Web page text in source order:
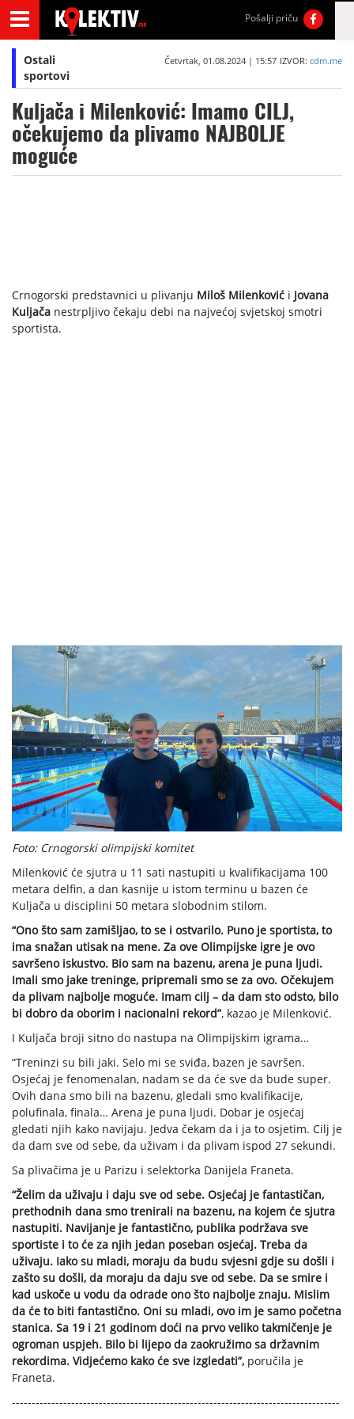
Pošalji priču
Ostali
sportovi
Četvrtak, 01.08.2024 | 15:57 IZVOR: cdm.me
Kuljača i Milenković: Imamo CILJ,
očekujemo da plivamo NAJBOLJE
moguće
Crnogorski predstavnici u plivanju Miloš Milenković i Jovana
Kuljača nestrpljivo čekaju debi na najvećoj svjetskoj smotri
sportista.
Foto: Crnogorski olimpijski komitet
Milenković će sjutra u 11 sati nastupiti u kvalifikacijama 100
metara delfin, a dan kasnije u istom terminu u bazen će
Kuljača u disciplini 50 metara slobodnim stilom.
“Ono što sam zamišljao, to se i ostvarilo. Puno je sportista, to
ima snažan utisak na mene. Za ove Olimpijske igre je ovo
savršeno iskustvo. Bio sam na bazenu, arena je puna ljudi.
Imali smo jake treninge, pripremali smo se za ovo. Očekujem
da plivam najbolje moguće. Imam cilj – da dam sto odsto, bilo
bi dobro da oborim i nacionalni rekord”, kazao je Milenković.
I Kuljača broji sitno do nastupa na Olimpijskim igrama…
“Treninzi su bili jaki. Selo mi se sviđa, bazen je savršen.
Osjećaj je fenomenalan, nadam se da će sve da bude super.
Ovih dana smo bili na bazenu, gledali smo kvalifikacije,
polufinala, finala… Arena je puna ljudi. Dobar je osjećaj
gledati njih kako navijaju. Jedva čekam da i ja to osjetim. Cilj je
da dam sve od sebe, da uživam i da plivam ispod 27 sekundi.
Sa plivačima je u Parizu i selektorka Danijela Franeta.
“Želim da uživaju i daju sve od sebe. Osjećaj je fantastičan,
prethodnih dana smo trenirali na bazenu, na kojem će sjutra
nastupiti. Navijanje je fantastično, publika podržava sve
sportiste i to će za njih jedan poseban osjećaj. Treba da
uživaju. Iako su mladi, moraju da budu svjesni gdje su došli i
zašto su došli, da moraju da daju sve od sebe. Da se smire i
kad uskoče u vodu da odrade ono što najbolje znaju. Mislim
da će to biti fantastično. Oni su mladi, ovo im je samo početna
stanica. Sa 19 i 21 godinom doći na prvo veliko takmičenje je
ogroman uspjeh. Bilo bi lijepo da zaokružimo sa državnim
rekordima. Vidjećemo kako će sve izgledati”, poručila je
Franeta.
-----------------------------------------------------------------------------------